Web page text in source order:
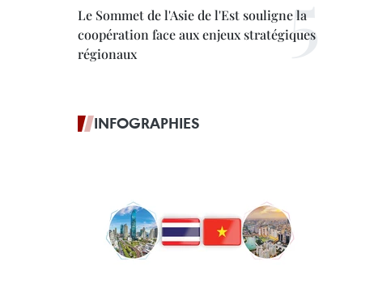
Le Sommet de l'Asie de l'Est souligne la
coopération face aux enjeux stratégiques
régionaux
INFOGRAPHIES